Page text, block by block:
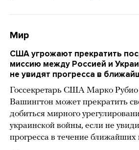
Мир
США угрожают прекратить
миссию между Россией и
не увидят прогресса в
Госсекретарь США Марко Рубио
Вашингтон может прекратить
добиться мирного
украинской войны, если не
прогресса в течение ближайших